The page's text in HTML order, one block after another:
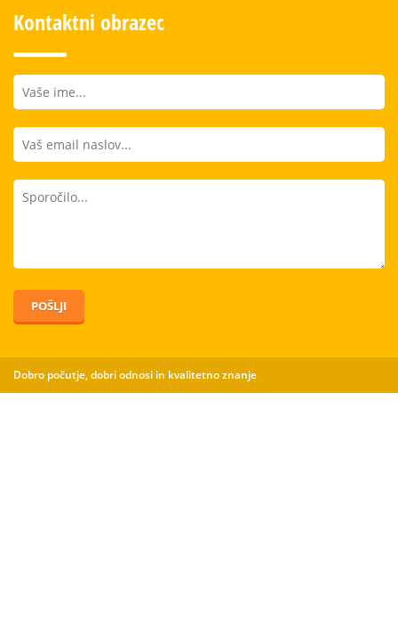
Kontaktni obrazec
POŠLJI
Dobro počutje, dobri odnosi in kvalitetno znanje